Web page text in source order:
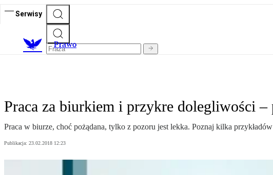
Serwisy
Prawo
Praca za biurkiem i przykre dolegliwości
Praca w biurze, choć pożądana, tylko z pozoru jest lekka. Poznaj kilka
Publikacja: 23.02.2018 12:23